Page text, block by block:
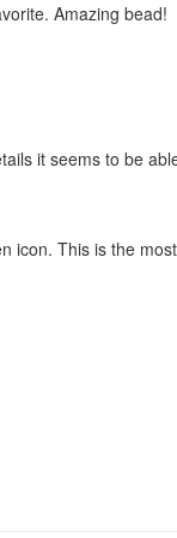
Amazing bead!
it seems to be
icon. This is the